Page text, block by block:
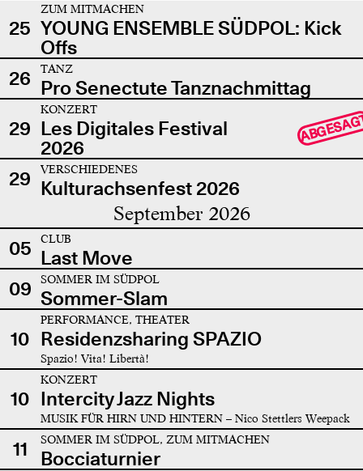
25
ZUM MITMACHEN
YOUNG ENSEMBLE SÜDPOL: Kick
Offs
26
TANZ
Pro Senectute Tanznachmittag
29
KONZERT
Les Digitales Festival
2026
29 VERSCHIEDENES
Kulturachsenfest 2026
September 2026
05 CLUB
Last Move
09
SOMMER IM SÜDPOL
Sommer-Slam
10
PERFORMANCE, THEATER
Residenzsharing SPAZIO
Spazio! Vita! Libertà!
10
KONZERT
Intercity Jazz Nights
MUSIK FÜR HIRN UND HINTERN – Nico Stettlers Weepack
11 SOMMER IM SÜDPOL, ZUM MITMACHEN
Bocciaturnier